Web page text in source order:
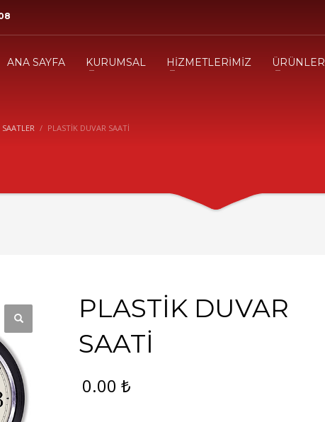
ANA SAYFA KURUMSAL HİZMETLERİMİZ ÜRÜNLER
PLASTİK DUVAR SAATİ
PLASTİK DUVAR
SAATİ
0.00₺